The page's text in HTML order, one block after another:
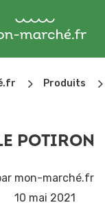
5 Produits 5
POTIRON
mon-marché.fr
10 mai 2021